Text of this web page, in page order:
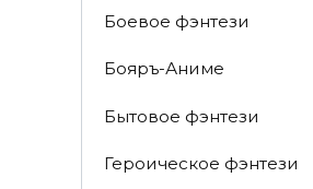
Боевое фэнтези
Бояръ-Аниме
Бытовое фэнтези
Героическое фэнтези